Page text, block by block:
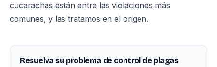
cucarachas están entre las violaciones más
comunes, y las tratamos en el origen.
Resuelva su problema de control de plagas